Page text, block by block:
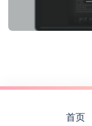
首页